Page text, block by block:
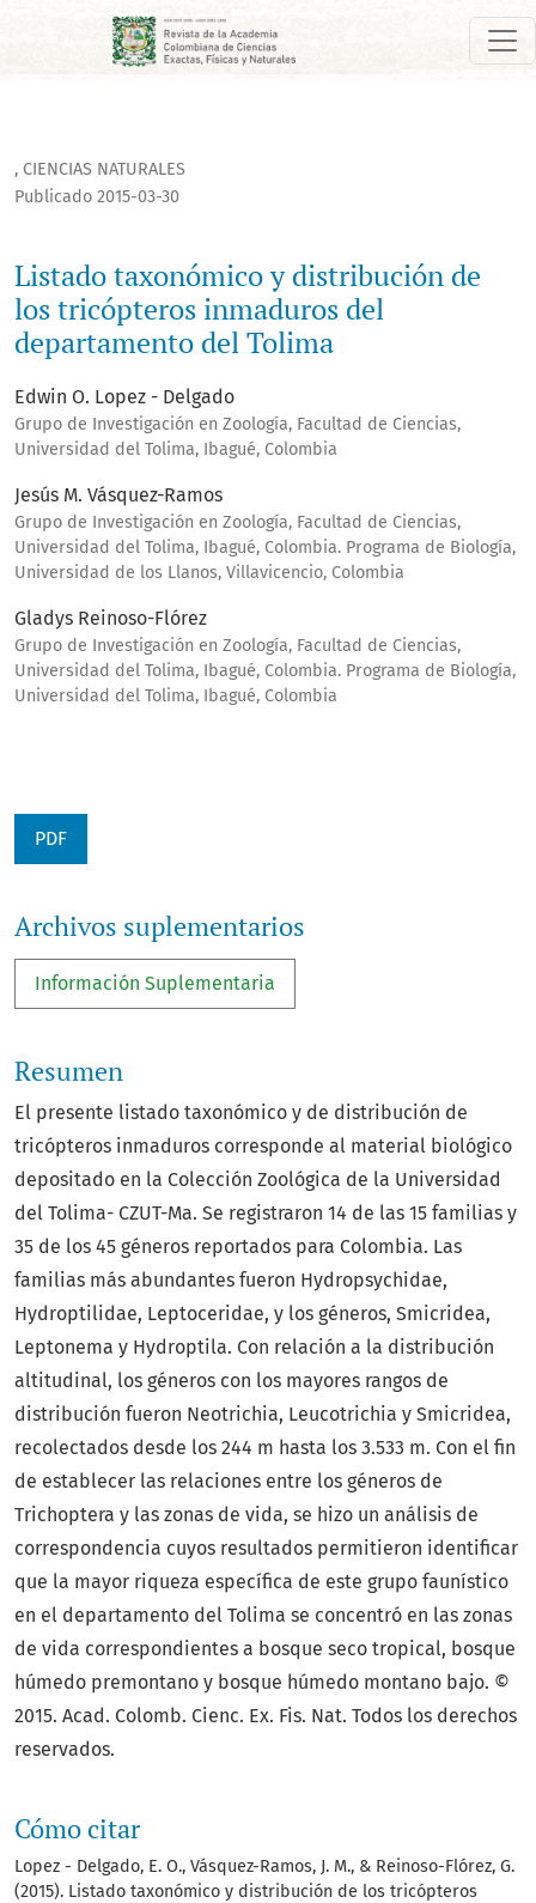
Listado taxonómico y distribución de los tricópteros
, CIENCIAS NATURALES
Listado taxonómico y distribución de
los tricópteros inmaduros del
departamento del Tolima
Publicado 2015-03-30
Edwin O. Lopez - Delgado
Grupo de Investigación en Zoología, Facultad de Ciencias,
Universidad del Tolima, Ibagué, Colombia
Jesús M. Vásquez-Ramos
Grupo de Investigación en Zoología, Facultad de Ciencias,
Universidad del Tolima, Ibagué, Colombia. Programa de Biología,
Universidad de los Llanos, Villavicencio, Colombia
Gladys Reinoso-Flórez
Grupo de Investigación en Zoología, Facultad de Ciencias,
Universidad del Tolima, Ibagué, Colombia. Programa de Biología,
Universidad del Tolima, Ibagué, Colombia
PDF
Archivos suplementarios
Información Suplementaria
Cómo citar
Lopez - Delgado, E. O., Vásquez-Ramos, J. M., & Reinoso-Flórez, G.
(2015). Listado taxonómico y distribución de los tricópteros
Resumen
El presente listado taxonómico y de distribución de
tricópteros inmaduros corresponde al material biológico
depositado en la Colección Zoológica de la Universidad
del Tolima- CZUT-Ma. Se registraron 14 de las 15 familias y
35 de los 45 géneros reportados para Colombia. Las
familias más abundantes fueron Hydropsychidae,
Hydroptilidae, Leptoceridae, y los géneros, Smicridea,
Leptonema y Hydroptila. Con relación a la distribución
altitudinal, los géneros con los mayores rangos de
distribución fueron Neotrichia, Leucotrichia y Smicridea,
recolectados desde los 244 m hasta los 3.533 m. Con el fin
de establecer las relaciones entre los géneros de
Trichoptera y las zonas de vida, se hizo un análisis de
correspondencia cuyos resultados permitieron identificar
que la mayor riqueza específica de este grupo faunístico
en el departamento del Tolima se concentró en las zonas
de vida correspondientes a bosque seco tropical, bosque
húmedo premontano y bosque húmedo montano bajo. ©
2015. Acad. Colomb. Cienc. Ex. Fis. Nat. Todos los derechos
reservados.